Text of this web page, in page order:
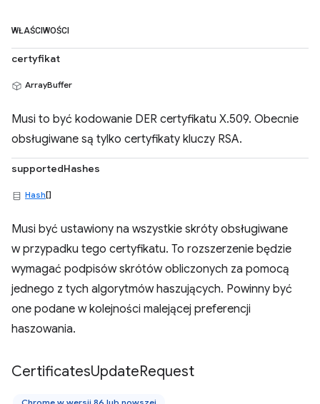
WŁAŚCIWOŚCI
certyfikat
ArrayBuffer
Musi to być kodowanie DER certyfikatu X.509. Obecnie
obsługiwane są tylko certyfikaty kluczy RSA.
supportedHashes
Hash[]
Musi być ustawiony na wszystkie skróty obsługiwane
w przypadku tego certyfikatu. To rozszerzenie będzie
wymagać podpisów skrótów obliczonych za pomocą
jednego z tych algorytmów haszujących. Powinny być
one podane w kolejności malejącej preferencji
haszowania.
CertificatesUpdateRequest